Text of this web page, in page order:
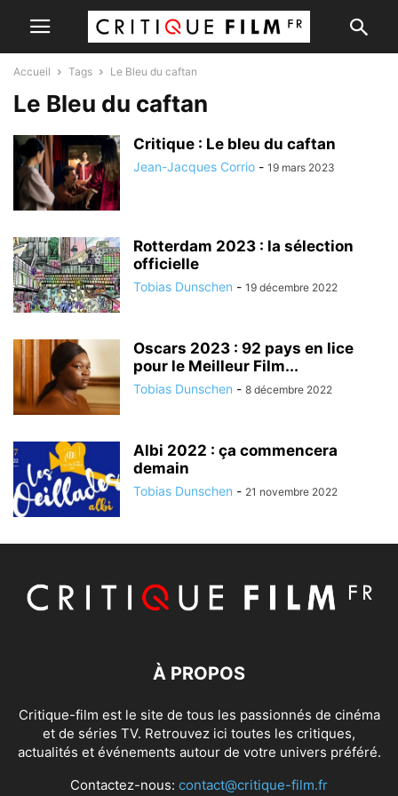
Accueil Tags Le Bleu du caftan
Le Bleu du caftan
Critique : Le bleu du caftan
Jean-Jacques Corrio - 19 mars 2023
Rotterdam 2023 : la sélection
officielle
Tobias Dunschen - 19 décembre 2022
Oscars 2023 : 92 pays en lice
pour le Meilleur Film...
Tobias Dunschen - 8 décembre 2022
Albi 2022 : ça commencera
demain
Tobias Dunschen - 21 novembre 2022
À PROPOS
Critique-film est le site de tous les passionnés de cinéma
et de séries TV. Retrouvez ici toutes les critiques,
actualités et événements autour de votre univers préféré.
Contactez-nous: contact@critique-film.fr